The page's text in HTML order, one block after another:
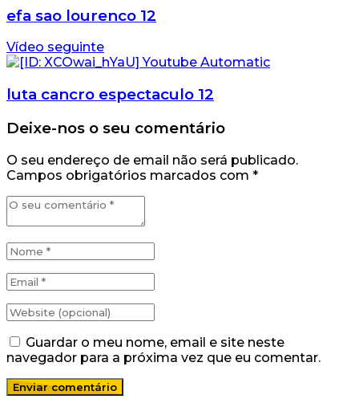
efa sao lourenco 12
Vídeo seguinte
luta cancro espectaculo 12
Deixe-nos o seu comentário
O seu endereço de email não será publicado.
Campos obrigatórios marcados com *
Guardar o meu nome, email e site neste
navegador para a próxima vez que eu comentar.